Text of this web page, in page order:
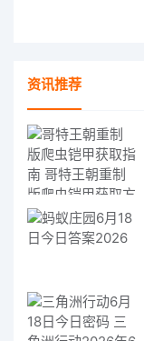
资讯推荐